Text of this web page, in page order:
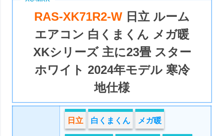
RAS-XK71R2-W 日立 ルーム
エアコン 白くまくん メガ暖
XKシリーズ 主に23畳 スター
ホワイト 2024年モデル 寒冷
地仕様
日立 白くまくん メガ暖